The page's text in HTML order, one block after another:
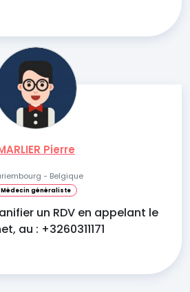
Pierre
- Belgique
Médecin généraliste
un RDV en appelant le
au : +3260311171